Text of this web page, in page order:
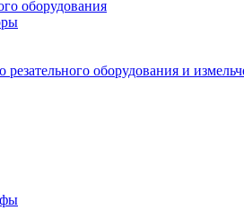
оборудования
резательного оборудования и